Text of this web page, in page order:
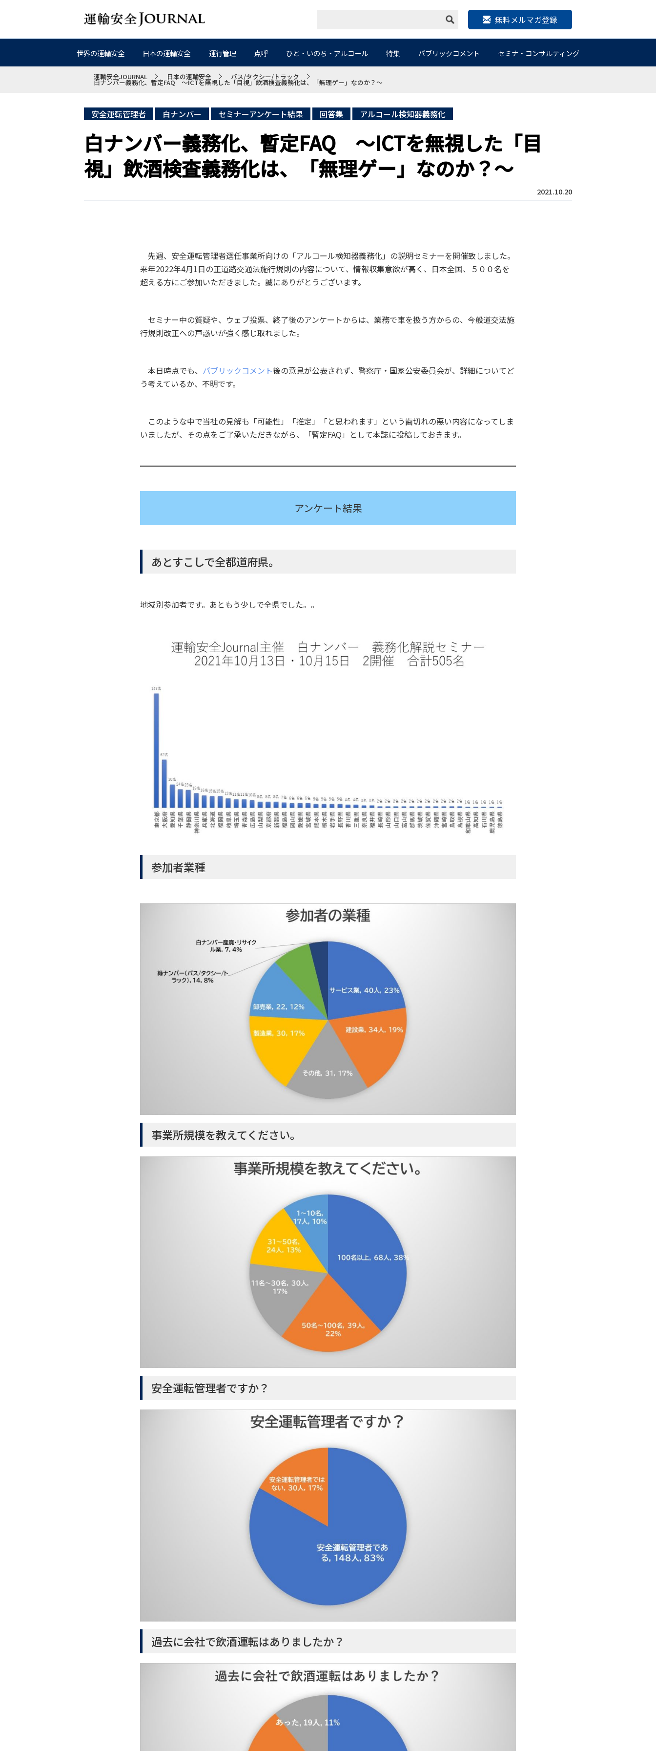
無料メルマガ登録
世界の運輸安全 日本の運輸安全 運行管理 点呼 ひと・いのち・アルコール 特集 パブリックコメント セミナ・コンサルティング
運輸安全JOURNAL 日本の運輸安全 バス/タクシー/トラック
白ナンバー義務化、暫定FAQ ～ICTを無視した「目視」飲酒検査義務化は、「無理ゲー」なのか？～
安全運転管理者 白ナンバー セミナーアンケート結果 回答集 アルコール検知器義務化
白ナンバー義務化、暫定FAQ ～ICTを無視した「目
視」飲酒検査義務化は、「無理ゲー」なのか？～
2021.10.20
先週、安全運転管理者選任事業所向けの「アルコール検知器義務化」の説明セミナーを開催致しました。
来年2022年4月1日の正道路交通法施行規則の内容について、情報収集意欲が高く、日本全国、５００名を
超える方にご参加いただきました。誠にありがとうございます。
セミナー中の質疑や、ウェブ投票、終了後のアンケートからは、業務で車を扱う方からの、今般道交法施
行規則改正への戸惑いが強く感じ取れました。
本日時点でも、 パブリックコメント後の意見が公表されず、警察庁・国家公安委員会が、詳細についてど
う考えているか、不明です。
このような中で当社の見解も「可能性」「推定」「と思われます」という歯切れの悪い内容になってしま
いましたが、その点をご了承いただきながら、「暫定FAQ」として本誌に投稿しておきます。
アンケート結果
あとすこしで全都道府県。
地域別参加者です。あともう少しで全県でした。。
参加者業種
事業所規模を教えてください。
安全運転管理者ですか？
過去に会社で飲酒運転はありましたか？